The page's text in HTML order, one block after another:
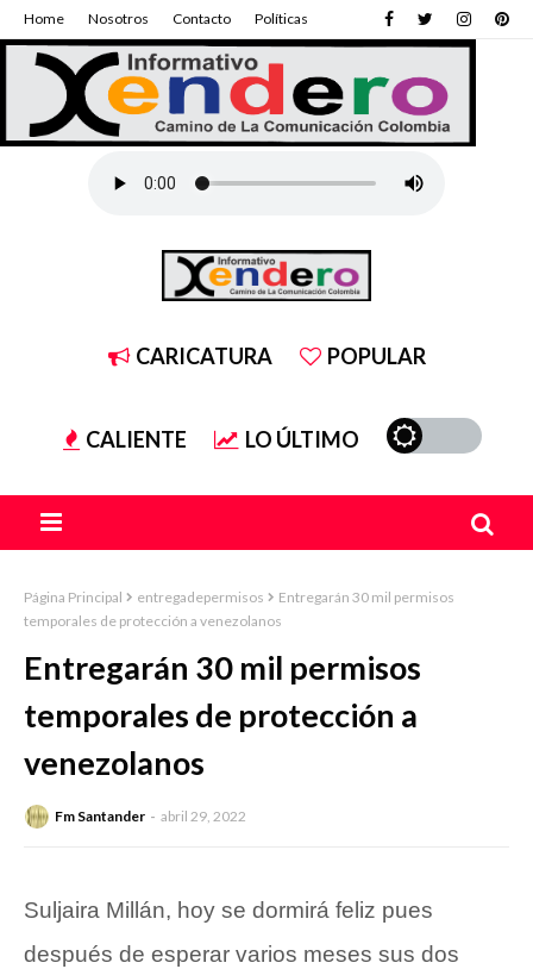
Home Nosotros Contacto Políticas
CARICATURA POPULAR
CALIENTE LO ÚLTIMO
Página Principal entregadepermisos
Entregarán 30 mil permisos
temporales de protección a venezolanos
Entregarán 30 mil permisos
temporales de protección a
venezolanos
Fm Santander abril 29, 2022
Suljaira Millán, hoy se dormirá feliz pues
después de esperar varios meses sus dos